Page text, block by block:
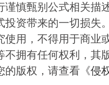
谨慎甄别公式相关描
投资带来的一切损失
使用，不得用于商业
不拥有任何权利，其
的版权，请查看《侵